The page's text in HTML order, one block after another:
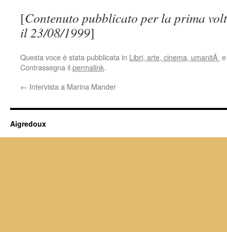
[Contenuto pubblicato per la prima
il 23/08/1999]
Questa voce è stata pubblicata in Libri, arte, cinema, umanitÃ
Contrassegna il permalink.
← Intervista a Marina Mander
Aigredoux